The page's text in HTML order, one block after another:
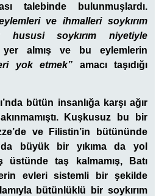
talebinde bulunmuşlardı.
ve ihmalleri soykırım
hususi soykırım niyetiyle
almış ve bu eylemlerin
yok etmek” amacı taşıdığı
bütün insanlığa karşı ağır
Kuşkusuz bu bir
ve Filistin’in bütününde
büyük bir yıkıma da yol
üstünde taş kalmamış, Batı
evleri sistemli bir şekilde
bütünlüklü bir soykırım